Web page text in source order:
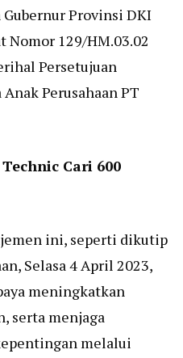
Provinsi DKI
Nomor 129/HM.03.02
Persetujuan
Perusahaan PT
Cari 600
ini, seperti dikutip
Selasa 4 April 2023,
meningkatkan
serta menjaga
melalui